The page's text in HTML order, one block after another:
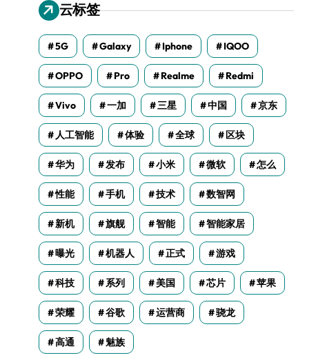
云标签
5G Galaxy Iphone IQOO
OPPO Pro Realme Redmi
Vivo 一加 三星 中国 京东
人工智能 体验 全球 区块
华为 发布 小米 微软 怎么
性能 手机 技术 数智网
新机 旗舰 智能 智能家居
曝光 机器人 正式 游戏
科技 系列 美国 芯片 苹果
荣耀 谷歌 运营商 骁龙
高通 魅族